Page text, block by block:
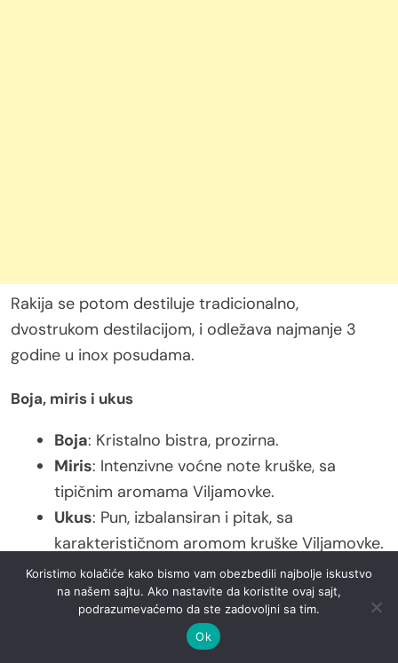
Rakija se potom destiluje tradicionalno,
dvostrukom destilacijom, i odležava najmanje 3
godine u inox posudama.
Boja, miris i ukus
Boja: Kristalno bistra, prozirna.
Miris: Intenzivne voćne note kruške, sa
tipičnim aromama Viljamovke.
Ukus: Pun, izbalansiran i pitak, sa
karakterističnom aromom kruške Viljamovke.
Posluživanje i gastronomske preporuke
Ovu rakiju preporučuju da se služi lepo rashlađena,
Koristimo kolačiće kako bismo vam obezbedili najbolje iskustvo
na našem sajtu. Ako nastavite da koristite ovaj sajt,
podrazumevaćemo da ste zadovoljni sa tim.
Ok